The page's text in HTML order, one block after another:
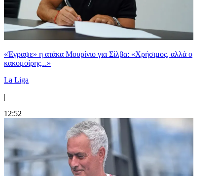
«Έγραψε» η ατάκα Μουρίνιο για Σίλβα: «Χρήσιμος, αλλά ο
κακομοίρης...»
La Liga
|
12:52